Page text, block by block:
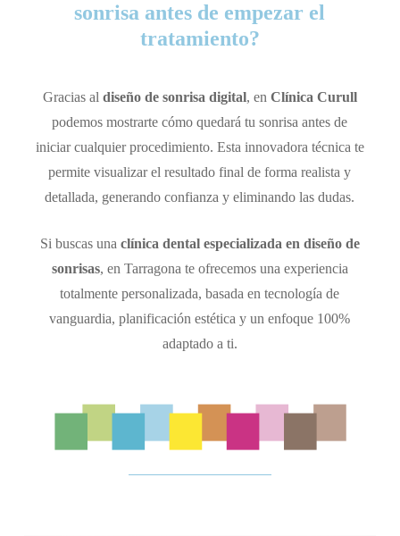
sonrisa antes de empezar el
tratamiento?
Gracias al diseño de sonrisa digital, en Clínica Curull
podemos mostrarte cómo quedará tu sonrisa antes de
iniciar cualquier procedimiento. Esta innovadora técnica te
permite visualizar el resultado final de forma realista y
detallada, generando confianza y eliminando las dudas.
Si buscas una clínica dental especializada en diseño de
sonrisas, en Tarragona te ofrecemos una experiencia
totalmente personalizada, basada en tecnología de
vanguardia, planificación estética y un enfoque 100%
adaptado a ti.